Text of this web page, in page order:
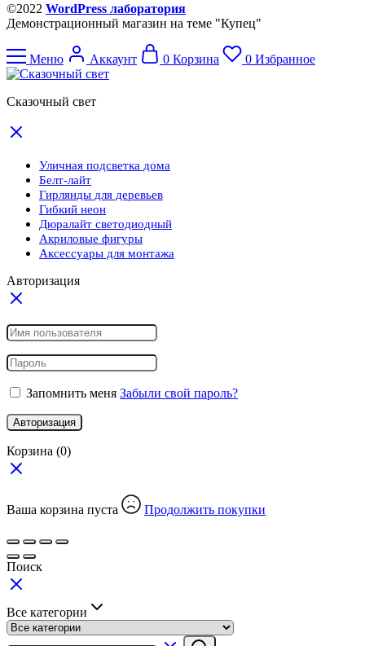
©2022 WordPress лаборатория
Демонстрационный магазин на теме "Купец"
Меню Аккаунт 0 Корзина 0 Избранное
Сказочный свет
Уличная подсветка дома
Белт-лайт
Гирлянды для деревьев
Гибкий неон
Дюралайт светодиодный
Акриловые фигуры
Аксессуары для монтажа
Авторизация
Запомнить меня Забыли свой пароль?
Авторизация
Корзина (0)
Ваша корзина пуста Продолжить покупки
Поиск
Все категории